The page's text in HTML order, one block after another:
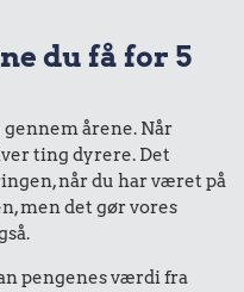
du få for 5
årene. Når
ting dyrere. Det
når du har været på
men det gør vores
pengenes værdi fra